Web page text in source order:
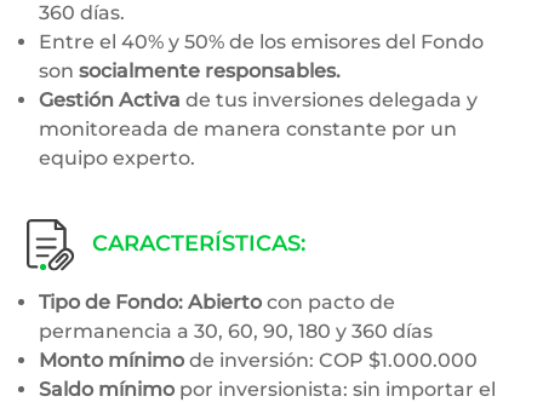
360 días.
Entre el 40% y 50% de los emisores del Fondo
son socialmente responsables.
Gestión Activa de tus inversiones delegada y
monitoreada de manera constante por un
equipo experto.​
CARACTERÍSTICAS:
Tipo de Fondo: Abierto con pacto de
permanencia a 30, 60, 90, 180 y 360 días
Monto mínimo de inversión: COP $1.000.000
Saldo mínimo por inversionista: sin importar el